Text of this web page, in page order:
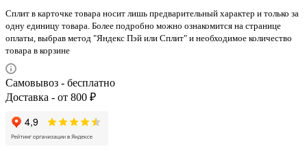
Сплит в карточке товара носит лишь предварительный характер и только за
одну единицу товара. Более подробно можно ознакомится на странице
оплаты, выбрав метод "Яндекс Пэй или Сплит" и необходимое количество
товара в корзине
Самовывоз - бесплатно
Доставка - от 800 ₽